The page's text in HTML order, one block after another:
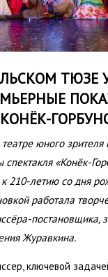
ТЮЗЕ
юного
«Конёк-
210-летию со дня
работала
постановщика,
Журавкина.
ключевой